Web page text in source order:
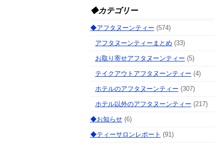
◆カテゴリー
◆アフタヌーンティー (574)
アフタヌーンティーまとめ (33)
お取り寄せアフタヌーンティー (5)
テイクアウトアフタヌーンティー (4)
ホテルのアフタヌーンティー (307)
ホテル以外のアフタヌーンティー (217)
◆お知らせ(6)
◆ティーサロンレポート (91)